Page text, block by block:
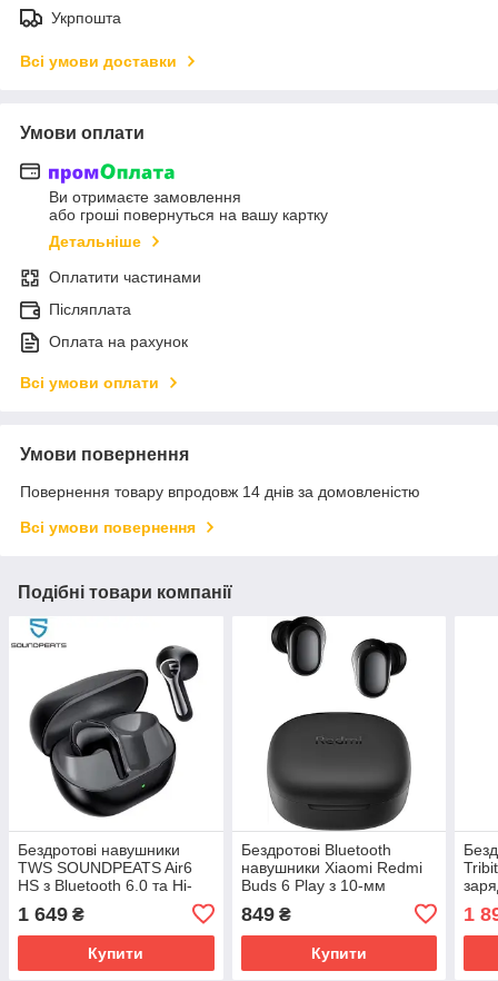
Укрпошта
Всі умови доставки
Умови оплати
Ви отримаєте замовлення
або гроші повернуться на вашу картку
Детальніше
Оплатити частинами
Післяплата
Оплата на рахунок
Всі умови оплати
Умови повернення
Повернення товару впродовж 14 днів за домовленістю
Всі умови повернення
Подібні товари компанії
Бездротові навушники
TWS SOUNDPEATS Air6
HS з Bluetooth 6.0 та Hi-
1 649 ₴
Купити
Бездротові Bluetooth
навушники Xiaomi Redmi
Buds 6 Play з 10-мм
еквалайзером (Чорний)
849₴
Купити
1